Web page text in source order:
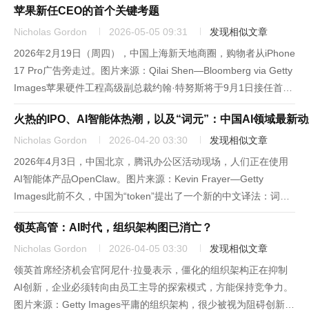
苹果新任CEO的首个关键考题
Nicholas Gordon 2026-05-05 09:31
发现相似文章
2026年2月19日（周四），中国上海新天地商圈，购物者从iPhone
17 Pro广告旁走过。图片来源：Qilai Shen—Bloomberg via Getty
Images苹果硬件工程高级副总裁约翰·特努斯将于9月1日接任首席
执行官，标志着蒂姆·库克在这家全球市值最高消费科技企业的15
年任期...
火热的IPO、AI智能体热潮，以及“词元”：中国AI领域最新
Nicholas Gordon 2026-04-20 03:30
发现相似文章
2026年4月3日，中国北京，腾讯办公区活动现场，人们正在使用
AI智能体产品OpenClaw。图片来源：Kevin Frayer—Getty
Images此前不久，中国为“token”提出了一个新的中文译法：词
元。中国国家数据局局长刘烈宏在今年3月的国务院新闻发布会上
首次使用这一表述，并解释称，词元...
领英高管：AI时代，组织架构图已消亡？
Nicholas Gordon 2026-04-05 03:30
发现相似文章
领英首席经济机会官阿尼什·拉曼表示，僵化的组织架构正在抑制
AI创新，企业必须转向由员工主导的探索模式，方能保持竞争力。
图片来源：Getty Images平庸的组织架构，很少被视为阻碍创新的